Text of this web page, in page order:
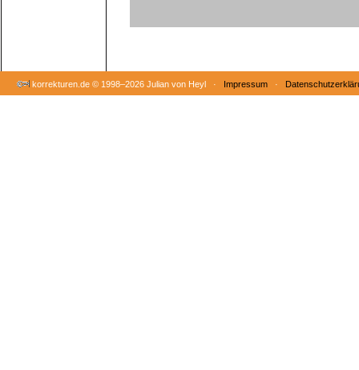
korrekturen.de © 1998–2026 Julian von Heyl · Impressum ·